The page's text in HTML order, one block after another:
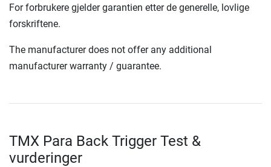
For forbrukere gjelder garantien etter de generelle, lovlige
forskriftene.
The manufacturer does not offer any additional
manufacturer warranty / guarantee.
TMX Para Back Trigger Test &
vurderinger